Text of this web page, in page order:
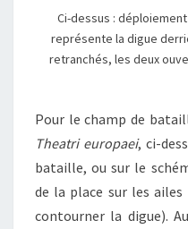
Ci-dessus :
représente la digue
retranchés, les deux
Pour le champ de
Theatri europaei, ci-
bataille, ou sur le
de la place sur les ailes
contourner la digue).